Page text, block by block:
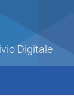
Digitale